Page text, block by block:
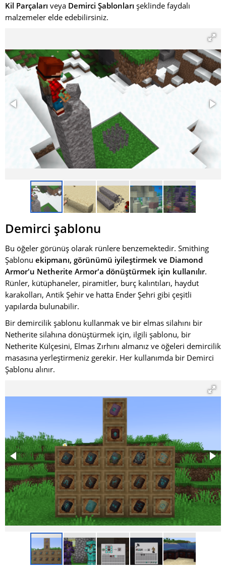
Kil Parçaları veya Demirci Şablonları şeklinde faydalı
malzemeler elde edebilirsiniz.
Demirci şablonu
Bu öğeler görünüş olarak rünlere benzemektedir. Smithing
Şablonu ekipmanı, görünümü iyileştirmek ve Diamond
Armor'u Netherite Armor'a dönüştürmek için kullanılır.
Rünler, kütüphaneler, piramitler, burç kalıntıları, haydut
karakolları, Antik Şehir ve hatta Ender Şehri gibi çeşitli
yapılarda bulunabilir.
Bir demircilik şablonu kullanmak ve bir elmas silahını bir
Netherite silahına dönüştürmek için, ilgili şablonu, bir
Netherite Külçesini, Elmas Zırhını almanız ve öğeleri demircilik
masasına yerleştirmeniz gerekir. Her kullanımda bir Demirci
Şablonu alınır.